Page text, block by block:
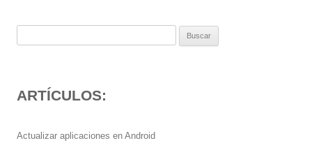
ARTÍCULOS:
Actualizar aplicaciones en Android